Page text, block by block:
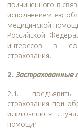
причиненного в
исполнением ею
медицинской
Российской
интересов в
страхования.
2. Застрахованные
2.1. предъявить
страхования при
исключением
помощи;